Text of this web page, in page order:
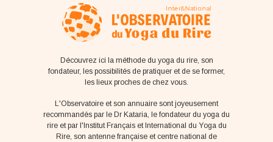
Découvrez ici la méthode du yoga du rire, son
fondateur, les possibilités de pratiquer et de se former,
les lieux proches de chez vous.
L'Observatoire et son annuaire sont joyeusement
recommandés par le Dr Kataria, le fondateur du yoga du
rire et par l'Institut Français et International du Yoga du
Rire, son antenne française et centre national de